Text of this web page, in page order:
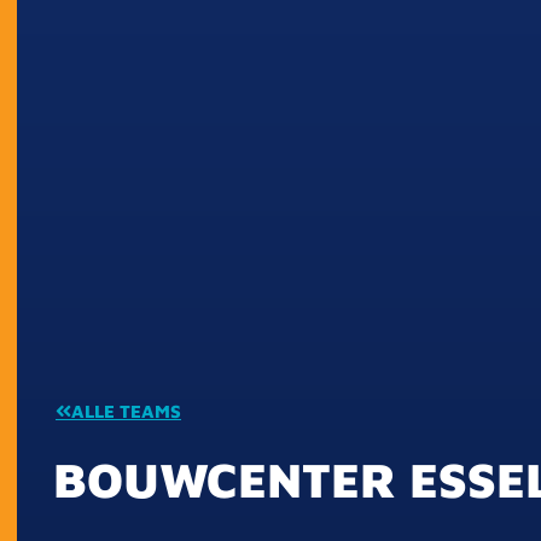
ALLE TEAMS
BOUWCENTER